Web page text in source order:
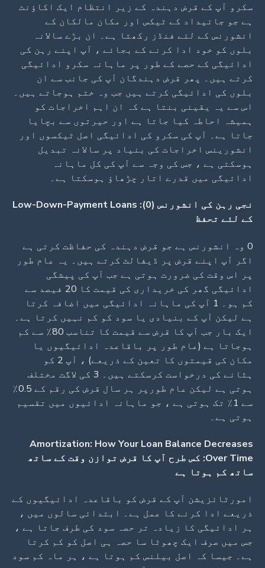
سکرو آپ کے قرض دہندہ کے زیر انتظام ایک اکاؤنٹ
ہے جو جائیداد کے ٹیکس اور مکان مالکان کے
انشورنس کے لئے فنڈز رکھتا ہے۔ ان بڑے سالانہ
بلوں کو خود ادا کرنے کے بجائے ، آپ اپنے رہن کی
ادائیگی کے حصے کے طور پر ماہانہ سکرو ادائیگی
کرتے ہیں۔ پھر قرض دہندگان آپ کی جانب سے ان
بلوں کی ادائیگی کرتے ہیں جب وہ ختم ہوجاتے ہیں۔
اس سے یہ یقینی بنتا ہے کہ ان اہم اخراجات کو
ہمیشہ احاطہ کیا جاتا ہے اور حیرتوں سے بچایا
جاتا ہے۔ آپ کی سکرو کی ادائیگی اصل ٹیکسوں اور
انشورینس اخراجات کی بنیاد پر سالانہ تبدیل
ہوسکتی ہے ، جس کی وجہ سے آپ کی کل ماہانہ
ادائیگی میں قدرے اتار چڑھاؤ ہوسکتا ہے۔
نجی رہن کی انشورنس (0): Low-Down-Payment Loans
کے لئے تحفظ
0 وہ انشورنس ہے جو قرض دہندہ کی حفاظت کرتی ہے
اگر آپ اپنے قرض پر ڈیفالٹ کرتے ہیں۔ یہ عام طور
پر اس وقت کی ضرورت ہوتی ہے جب آپ کی پیشگی
ادائیگی گھر کی خریداری کی قیمت کا 20 فیصد سے
کم ہو۔ 1 آپ کی ماہانہ ادائیگی میں اضافہ کرتا
ہے لیکن آپ کے بنیادی یا سود کو کم نہیں کرتا ہے۔
ایک بار جب آپ کا قرض سے قیمت کا تناسب 80٪ سے کم
ہوجاتا ہے (عام طور پر باقاعدہ ادائیگیوں یا
مکان کی قیمتوں کا تعین کے ذریعے) ، آپ 2 کو
ہٹانے کی درخواست کرسکتے ہیں۔ 3 کی لاگت مختلف
ہوتی ہے لیکن عام طورپر ہر سال قرض کی رقم کے 0.5٪
سے 1٪ تک ہوتی ہے ، جو ماہانہ ادائیوں میں تقسیم
ہوتی ہے۔
Amortization: How Your Loan Balance Decreases
Over Time: کس طرح آپ کا قرض توازن وقت کے ساتھ
ساتھ کم ہوتا ہے
امورٹائزیشن آپ کے قرض کو باقاعدہ ادائیگیوں کے
ذریعے ادا کرنے کا عمل ہے۔ ابتدائی سالوں میں ،
ہر ادائیگی کا زیادہ تر حصہ سود کی طرف جاتا ہے ،
جس میں صرف ایک چھوٹا سا حصہ ہی اصل کو کم کرتا
ہے۔ جیسا کہ اصل بیلنس کم ہوتا ہے ، ہر ماہ کم سود